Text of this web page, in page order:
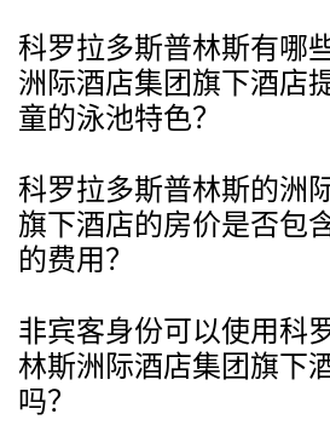
科罗拉多斯普林斯有哪
洲际酒店集团旗下酒店
童的泳池特色？
科罗拉多斯普林斯的洲
旗下酒店的房价是否包
的费用？
非宾客身份可以使用科
林斯洲际酒店集团旗下
吗？